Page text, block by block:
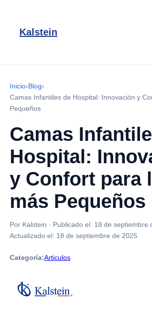
Kalstein
Inicio›Blog›
Camas Infantiles de Hospital: Innovación y
Pequeños
Camas
Hospital:
y Confort para
más Pequeños
Por Kalstein · Publicado el: 18 de septiembre
Actualizado el: 18 de septiembre de 2025
Categoría:Articulos